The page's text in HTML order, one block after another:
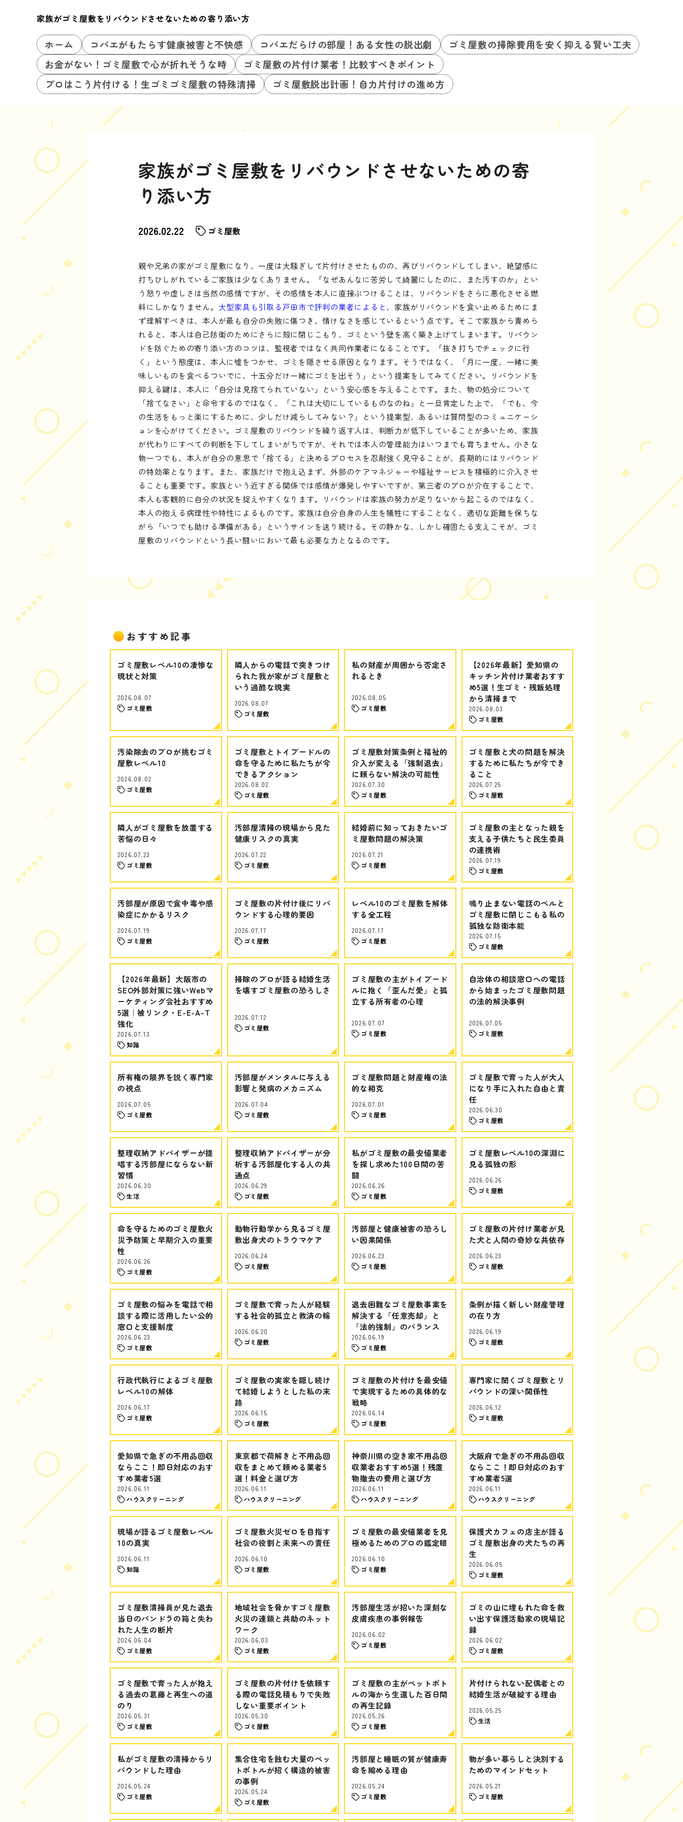
家族がゴミ屋敷をリバウンドさせないための寄り添い方
ホーム コバエがもたらす健康被害と不快感 コバエだらけの部屋！ある女性の脱出劇
ゴミ屋敷の掃除費用を安く抑える賢い工夫
お金がない！ゴミ屋敷で心が折れそうな時
ゴミ屋敷の片付け業者！比較すべきポイント
プロはこう片付ける！生ゴミゴミ屋敷の特殊清掃
ゴミ屋敷脱出計画！自力片付けの進め方
家族がゴミ屋敷をリバウンドさせないための寄
り添い方
2026.02.22 ゴミ屋敷
親や兄弟の家がゴミ屋敷になり、一度は大騒ぎして片付けさせたものの、再びリバウンドしてしまい、絶望感に
打ちひしがれているご家族は少なくありません。「なぜあんなに苦労して綺麗にしたのに、また汚すのか」とい
う怒りや虚しさは当然の感情ですが、その感情を本人に直接ぶつけることは、リバウンドをさらに悪化させる燃
料にしかなりません。 大型家具も引取る戸田市で評判の業者によると、 家族がリバウンドを食い止めるためにま
ず理解すべきは、本人が最も自分の失敗に傷つき、情けなさを感じているという点です。そこで家族から責めら
れると、本人は自己防衛のためにさらに殻に閉じこもり、ゴミという壁を高く築き上げてしまいます。リバウン
ドを防ぐための寄り添い方のコツは、監視者ではなく共同作業者になることです。「抜き打ちでチェックに行
く」という態度は、本人に嘘をつかせ、ゴミを隠させる原因となります。そうではなく、「月に一度、一緒に美
味しいものを食べるついでに、十五分だけ一緒にゴミを出そう」という提案をしてみてください。リバウンドを
抑える鍵は、本人に「自分は見捨てられていない」という安心感を与えることです。また、物の処分について
「捨てなさい」と命令するのではなく、「これは大切にしているものなのね」と一旦肯定した上で、「でも、今
の生活をもっと楽にするために、少しだけ減らしてみない？」という提案型、あるいは質問型のコミュニケーシ
ョンを心がけてください。ゴミ屋敷のリバウンドを繰り返す人は、判断力が低下していることが多いため、家族
が代わりにすべての判断を下してしまいがちですが、それでは本人の管理能力はいつまでも育ちません。小さな
物一つでも、本人が自分の意思で「捨てる」と決めるプロセスを忍耐強く見守ることが、長期的にはリバウンド
の特効薬となります。また、家族だけで抱え込まず、外部のケアマネジャーや福祉サービスを積極的に介入させ
ることも重要です。家族という近すぎる関係では感情が爆発しやすいですが、第三者のプロが介在することで、
本人も客観的に自分の状況を捉えやすくなります。リバウンドは家族の努力が足りないから起こるのではなく、
本人の抱える病理性や特性によるものです。家族は自分自身の人生を犠牲にすることなく、適切な距離を保ちな
がら「いつでも助ける準備がある」というサインを送り続ける。その静かな、しかし確固たる支えこそが、ゴミ
屋敷のリバウンドという長い闘いにおいて最も必要な力となるのです。
おすすめ記事
ゴミ屋敷レベル10の凄惨な
現状と対策
2026.08.07
ゴミ屋敷
隣人からの電話で突きつけ
られた我が家がゴミ屋敷と
いう過酷な現実
2026.08.07
ゴミ屋敷
私の財産が周囲から否定さ
れるとき
2026.08.05
ゴミ屋敷
【2026年最新】愛知県の
キッチン片付け業者おすす
め5選！生ゴミ・残飯処理
から清掃まで
2026.08.03
ゴミ屋敷
汚染除去のプロが挑むゴミ
屋敷レベル10
2026.08.02
ゴミ屋敷
ゴミ屋敷とトイプードルの
命を守るために私たちが今
できるアクション
2026.08.02
ゴミ屋敷
ゴミ屋敷対策条例と福祉的
介入が変える「強制退去」
に頼らない解決の可能性
2026.07.30
ゴミ屋敷
ゴミ屋敷と犬の問題を解決
するために私たちが今でき
ること
2026.07.25
ゴミ屋敷
隣人がゴミ屋敷を放置する
苦悩の日々
2026.07.23
ゴミ屋敷
汚部屋清掃の現場から見た
健康リスクの真実
2026.07.22
ゴミ屋敷
結婚前に知っておきたいゴ
ミ屋敷問題の解決策
2026.07.21
ゴミ屋敷
ゴミ屋敷の主となった親を
支える子供たちと民生委員
の連携術
2026.07.19
ゴミ屋敷
汚部屋が原因で食中毒や感
染症にかかるリスク
2026.07.19
ゴミ屋敷
ゴミ屋敷の片付け後にリバ
ウンドする心理的要因
2026.07.17
ゴミ屋敷
レベル10のゴミ屋敷を解体
する全工程
2026.07.17
ゴミ屋敷
鳴り止まない電話のベルと
ゴミ屋敷に閉じこもる私の
孤独な防衛本能
2026.07.15
ゴミ屋敷
【2026年最新】大阪市の
SEO外部対策に強いWebマ
ーケティング会社おすすめ
5選｜被リンク・E-E-A-T
強化
2026.07.13
知識
掃除のプロが語る結婚生活
を壊すゴミ屋敷の恐ろしさ
2026.07.12
ゴミ屋敷
ゴミ屋敷の主がトイプード
ルに抱く「歪んだ愛」と孤
立する所有者の心理
2026.07.07
ゴミ屋敷
自治体の相談窓口への電話
から始まったゴミ屋敷問題
の法的解決事例
2026.07.05
ゴミ屋敷
所有権の限界を説く専門家
の視点
2026.07.05
ゴミ屋敷
汚部屋がメンタルに与える
影響と発病のメカニズム
2026.07.04
ゴミ屋敷
ゴミ屋敷問題と財産権の法
的な相克
2026.07.01
ゴミ屋敷
ゴミ屋敷で育った人が大人
になり手に入れた自由と責
任
2026.06.30
ゴミ屋敷
整理収納アドバイザーが提
唱する汚部屋にならない新
習慣
2026.06.30
生活
整理収納アドバイザーが分
析する汚部屋化する人の共
通点
2026.06.29
ゴミ屋敷
私がゴミ屋敷の最安値業者
を探し求めた100日間の苦
闘
2026.06.26
ゴミ屋敷
ゴミ屋敷レベル10の深淵に
見る孤独の形
2026.06.26
ゴミ屋敷
命を守るためのゴミ屋敷火
災予防策と早期介入の重要
性
2026.06.26
ゴミ屋敷
動物行動学から見るゴミ屋
敷出身犬のトラウマケア
2026.06.24
ゴミ屋敷
汚部屋と健康被害の恐ろし
い因果関係
2026.06.23
ゴミ屋敷
ゴミ屋敷の片付け業者が見
た犬と人間の奇妙な共依存
2026.06.23
ゴミ屋敷
ゴミ屋敷の悩みを電話で相
談する際に活用したい公的
窓口と支援制度
2026.06.23
ゴミ屋敷
ゴミ屋敷で育った人が経験
する社会的孤立と救済の輪
2026.06.20
ゴミ屋敷
退去困難なゴミ屋敷事案を
解決する「任意売却」と
「法的強制」のバランス
2026.06.19
ゴミ屋敷
条例が描く新しい財産管理
の在り方
2026.06.19
ゴミ屋敷
行政代執行によるゴミ屋敷
レベル10の解体
2026.06.17
ゴミ屋敷
ゴミ屋敷の実家を隠し続け
て結婚しようとした私の末
路
2026.06.15
ゴミ屋敷
ゴミ屋敷の片付けを最安値
で実現するための具体的な
戦略
2026.06.14
ゴミ屋敷
専門家に聞くゴミ屋敷とリ
バウンドの深い関係性
2026.06.12
ゴミ屋敷
愛知県で急ぎの不用品回収
ならここ！即日対応のおす
すめ業者5選
2026.06.11
ハウスクリーニング
東京都で荷解きと不用品回
収をまとめて頼める業者5
選！料金と選び方
2026.06.11
ハウスクリーニング
神奈川県の空き家不用品回
収業者おすすめ5選！残置
物撤去の費用と選び方
2026.06.11
ハウスクリーニング
大阪府で急ぎの不用品回収
ならここ！即日対応のおす
すめ業者5選
2026.06.11
ハウスクリーニング
現場が語るゴミ屋敷レベル
10の真実
2026.06.11
知識
ゴミ屋敷火災ゼロを目指す
社会の役割と未来への責任
2026.06.10
ゴミ屋敷
ゴミ屋敷の最安値業者を見
極めるためのプロの鑑定眼
2026.06.10
ゴミ屋敷
保護犬カフェの店主が語る
ゴミ屋敷出身の犬たちの再
生
2026.06.05
ゴミ屋敷
ゴミ屋敷清掃員が見た退去
当日のパンドラの箱と失わ
れた人生の断片
2026.06.04
ゴミ屋敷
地域社会を脅かすゴミ屋敷
火災の連鎖と共助のネット
ワーク
2026.06.03
ゴミ屋敷
汚部屋生活が招いた深刻な
皮膚疾患の事例報告
2026.06.02
ゴミ屋敷
ゴミの山に埋もれた命を救
い出す保護活動家の現場記
録
2026.06.02
ゴミ屋敷
ゴミ屋敷で育った人が抱え
る過去の葛藤と再生への道
のり
2026.05.31
ゴミ屋敷
ゴミ屋敷の片付けを依頼す
る際の電話見積もりで失敗
しない重要ポイント
2026.05.30
ゴミ屋敷
ゴミ屋敷の主がペットボト
ルの海から生還した百日間
の再生記録
2026.05.26
ゴミ屋敷
片付けられない配偶者との
結婚生活が破綻する理由
2026.05.25
生活
私がゴミ屋敷の清掃からリ
バウンドした理由
2026.05.24
ゴミ屋敷
集合住宅を蝕む大量のペッ
トボトルが招く構造的被害
の事例
2026.05.24
ゴミ屋敷
汚部屋と睡眠の質が健康寿
命を縮める理由
2026.05.24
ゴミ屋敷
物が多い暮らしと決別する
ためのマインドセット
2026.05.21
ゴミ屋敷